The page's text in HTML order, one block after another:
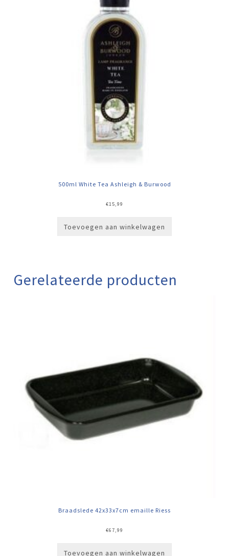
500ml White Tea Ashleigh & Burwood
€15,99
Toevoegen aan winkelwagen
Gerelateerde producten
Braadslede 42x33x7cm emaille Riess
€67,99
Toevoegen aan winkelwagen